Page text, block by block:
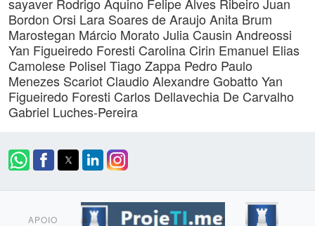
Bordon Orsi Lara Soares de Araujo Anita Brum
Marostegan Márcio Morato Julia Causin Andreossi
Yan Figueiredo Foresti Carolina Cirin Emanuel Elias
Camolese Polisel Tiago Zappa Pedro Paulo
Menezes Scariot Claudio Alexandre Gobatto Yan
Figueiredo Foresti Carlos Dellavechia De Carvalho
Gabriel Luches-Pereira
APOIO